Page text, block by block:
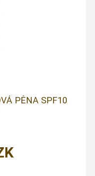
PĚNA SPF10